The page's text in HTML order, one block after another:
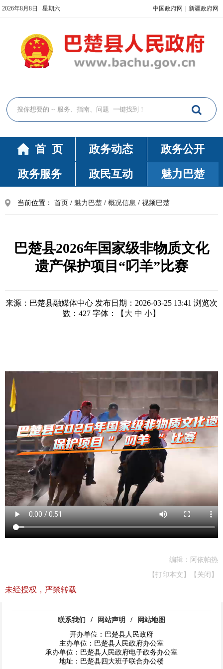
2026年8月8日 星期六 中国政府网 新疆政府网
首 页 政务动态
政务公开
政务服务
政民互动 魅力巴楚
当前位置： 首页 / 魅力巴楚 / 概况信息 / 视频巴楚
巴楚县2026年国家级非物质文化
遗产保护项目“叼羊”比赛
来源：巴楚县融媒体中心 发布日期：2026-03-25 13:41 浏览次
数： 427 字体：【 大 中 小】
编辑：阿依帕热
【打印本文】
【关闭】
未经授权，严禁转载
联系我们 / 网站声明 /
网站地图
开办单位：巴楚县人民政府
主办单位：巴楚县人民政府办公室
承办单位：巴楚县人民政府电子政务办公室
地址：巴楚县四大班子联合办公楼